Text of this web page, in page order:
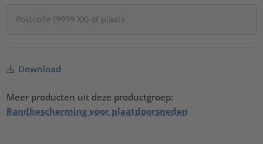
Download
Meer producten uit deze productgroep:
Randbescherming voor plaatdoorsneden